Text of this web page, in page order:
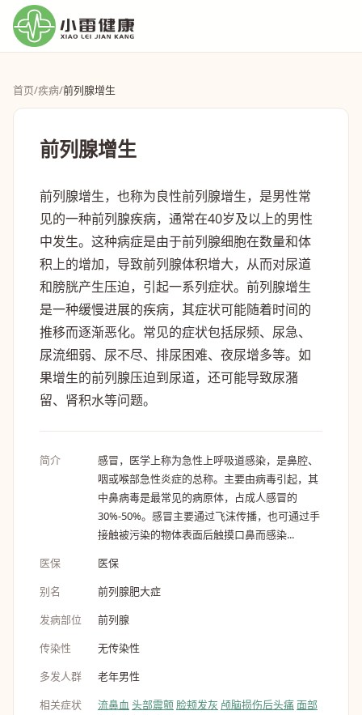
首页/疾病/前列腺增生
前列腺增生
前列腺增生，也称为良性前列腺增生，是男性常
见的一种前列腺疾病，通常在40岁及以上的男性
中发生。这种病症是由于前列腺细胞在数量和体
积上的增加，导致前列腺体积增大，从而对尿道
和膀胱产生压迫，引起一系列症状。前列腺增生
是一种缓慢进展的疾病，其症状可能随着时间的
推移而逐渐恶化。常见的症状包括尿频、尿急、
尿流细弱、尿不尽、排尿困难、夜尿增多等。如
果增生的前列腺压迫到尿道，还可能导致尿潴
留、肾积水等问题。
简介
感冒，医学上称为急性上呼吸道感染，是鼻腔、
咽或喉部急性炎症的总称。主要由病毒引起，其
中鼻病毒是最常见的病原体，占成人感冒的
30%-50%。感冒主要通过飞沫传播，也可通过手
接触被污染的物体表面后触摸口鼻而感染...
医保
医保
别名
前列腺肥大症
发病部位
前列腺
传染性
无传染性
多发人群
老年男性
相关症状
流鼻血 头部震颤脸颊发灰 颅脑损伤后头痛面部